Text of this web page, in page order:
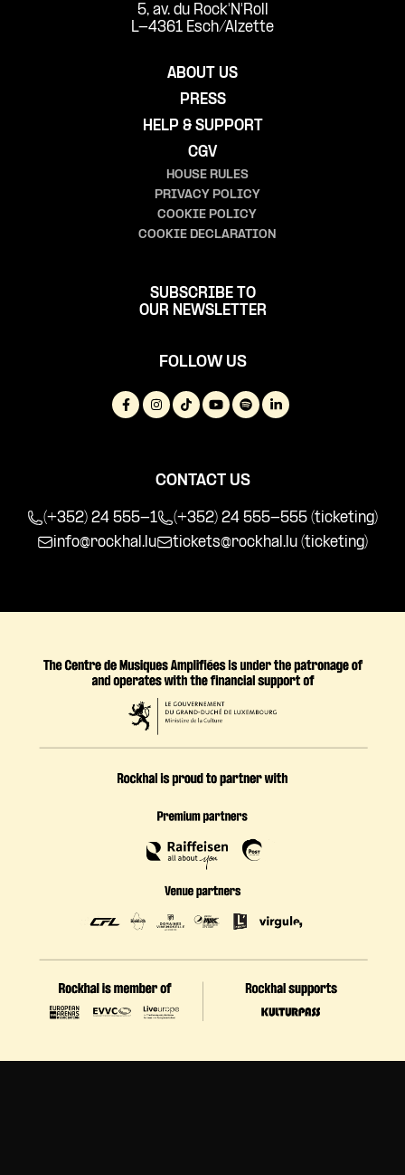
5, av. du Rock'N'Roll
L-4361 Esch/Alzette
ABOUT US
PRESS
HELP & SUPPORT
CGV
HOUSE RULES
PRIVACY POLICY
COOKIE POLICY
COOKIE DECLARATION
SUBSCRIBE TO
OUR NEWSLETTER
FOLLOW US
CONTACT US
(+352) 24 555-1
(+352) 24 555-555 (ticketing)
info@rockhal.lu
tickets@rockhal.lu (ticketing)